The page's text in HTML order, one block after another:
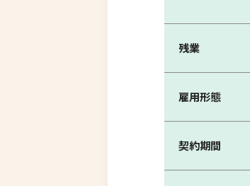
残業
雇用形態
契約期間